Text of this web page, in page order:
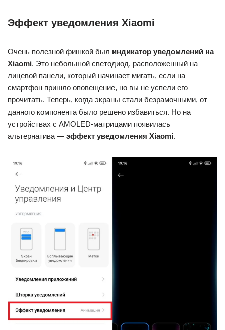
Эффект уведомления Xiaomi
Очень полезной фишкой был индикатор уведомлений на
Xiaomi. Это небольшой светодиод, расположенный на
лицевой панели, который начинает мигать, если на
смартфон пришло оповещение, но вы не успели его
прочитать. Теперь, когда экраны стали безрамочными, от
данного компонента было решено избавиться. Но на
устройствах с AMOLED-матрицами появилась
альтернатива — эффект уведомления Xiaomi.